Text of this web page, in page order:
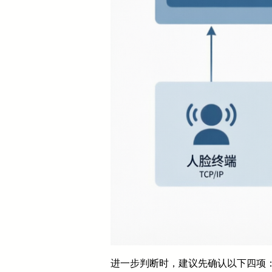
进一步判断时，建议先确认以下四项